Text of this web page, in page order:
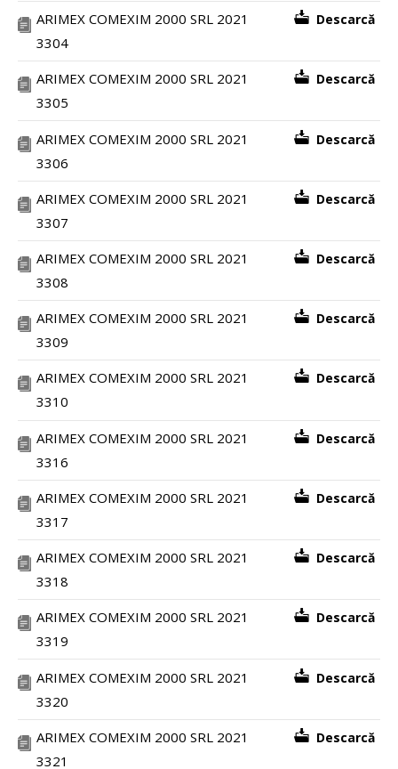
ARIMEX COMEXIM 2000 SRL 2021
3304
Descarcă
ARIMEX COMEXIM 2000 SRL 2021
3305
Descarcă
ARIMEX COMEXIM 2000 SRL 2021
3306
Descarcă
ARIMEX COMEXIM 2000 SRL 2021
3307
Descarcă
ARIMEX COMEXIM 2000 SRL 2021
3308
Descarcă
ARIMEX COMEXIM 2000 SRL 2021
3309
Descarcă
ARIMEX COMEXIM 2000 SRL 2021
3310
Descarcă
ARIMEX COMEXIM 2000 SRL 2021
3316
Descarcă
ARIMEX COMEXIM 2000 SRL 2021
3317
Descarcă
ARIMEX COMEXIM 2000 SRL 2021
3318
Descarcă
ARIMEX COMEXIM 2000 SRL 2021
3319
Descarcă
ARIMEX COMEXIM 2000 SRL 2021
3320
Descarcă
ARIMEX COMEXIM 2000 SRL 2021
3321
Descarcă